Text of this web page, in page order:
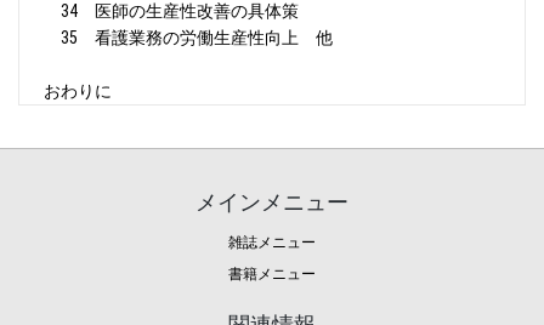
34 医師の生産性改善の具体策
35 看護業務の労働生産性向上 他
おわりに
メインメニュー
雑誌メニュー
書籍メニュー